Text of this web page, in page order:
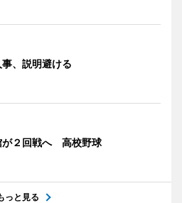
、説明避ける
が２回戦へ 高校野球
っと見る